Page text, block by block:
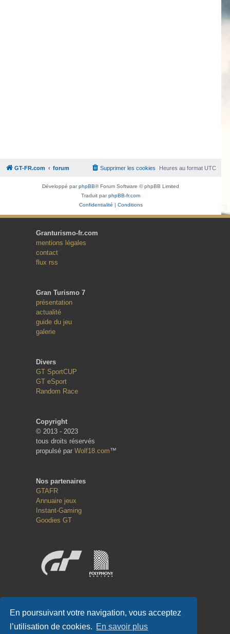
En poursuivant votre navigation, vous acceptez
l’utilisation de cookies. En savoir plus
GT-FR.com forum Heures au formatUTC
Supprimer les cookies
Développé parphpBB® Forum Software © phpBB Limited
Traduit parphpBB-fr.com
Confidentialité | Conditions
Granturismo-fr.com
mentions légales
contact
flux rss
Gran Turismo 7
présentation
actualité
guide du jeu
galerie
Divers
GT SportCUP
GT eSport
Random Race
Copyright
© 2013 - 2023
tous droits réservés
propulsé par Wolf18.com™
Nos partenaires
GTAFR
Annuaire jeux
Instant-Gaming
Goodies GT